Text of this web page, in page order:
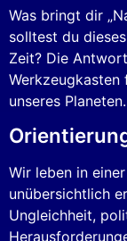
Was bringt dir
solltest du
Zeit? Die
unseres Planeten.
Wir leben in
unübersichtlich
Ungleichheit,